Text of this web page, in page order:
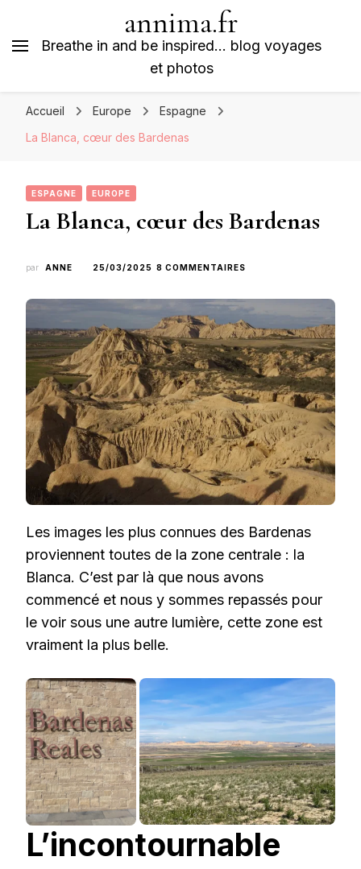
annima.fr
Breathe in and be inspired… blog voyages
et photos
Accueil Europe
Espagne
La Blanca, cœur des Bardenas
ESPAGNE EUROPE
La Blanca, cœur des Bardenas
par ANNE 25/03/2025 8 COMMENTAIRES
CŒUR
DES
BARDENAS
Les images les plus connues des Bardenas
proviennent toutes de la zone centrale : la
Blanca. C’est par là que nous avons
commencé et nous y sommes repassés pour
le voir sous une autre lumière, cette zone est
vraiment la plus belle.
L’incontournable